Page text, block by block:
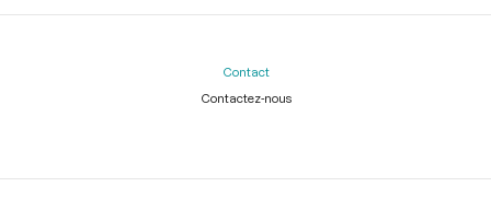
Contact
Contactez-nous
Légal